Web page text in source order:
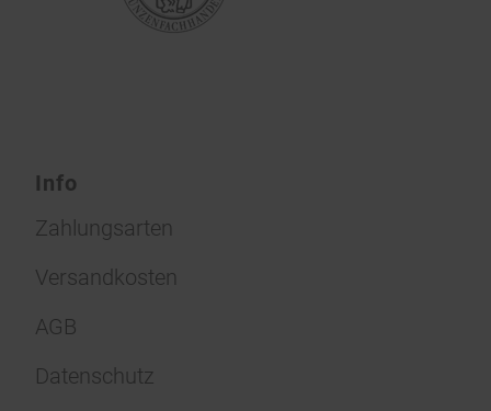
Info
Zahlungsarten
Versandkosten
AGB
Datenschutz